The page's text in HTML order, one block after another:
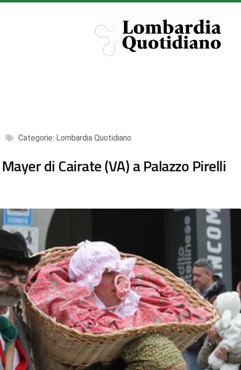
Categorie: Lombardia Quotidiano
di Cairate (VA) a Palazzo Pirelli